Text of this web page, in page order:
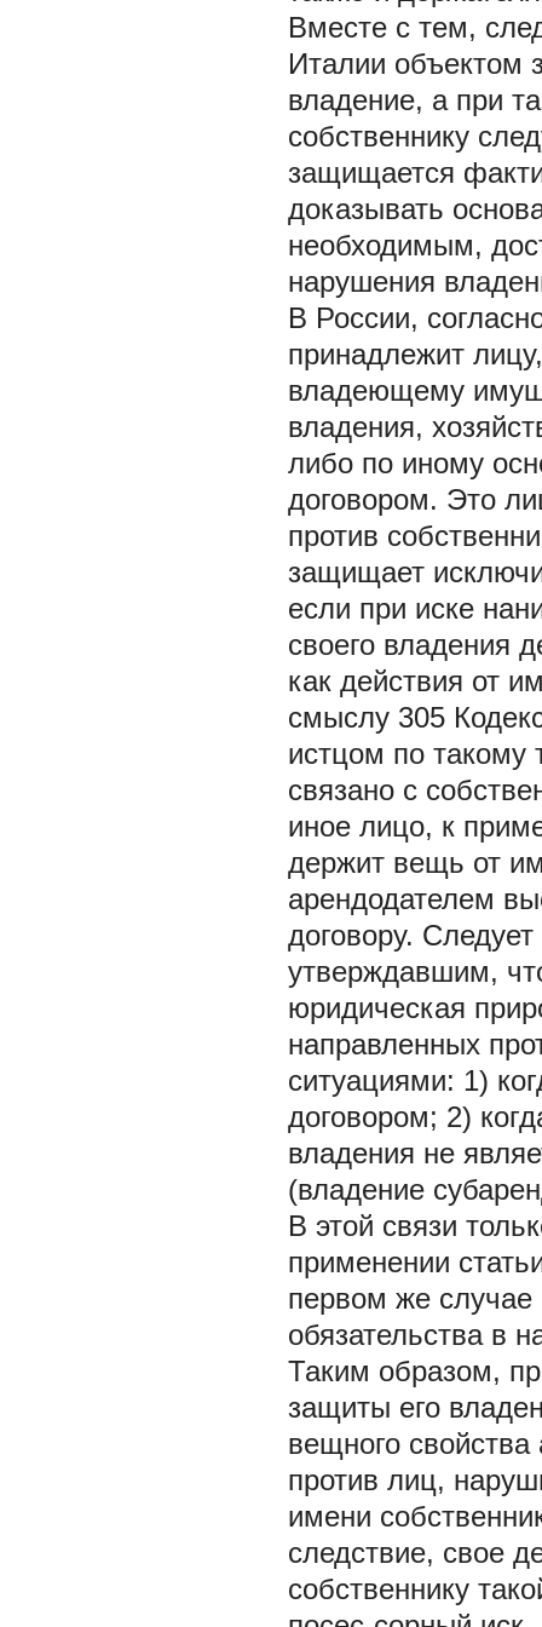
Вместе с тем,
Италии объектом
владение, а при
собственнику
защищается
доказывать
необходимым,
нарушения
В России,
принадлежит
владеющему
владения,
либо по иному
договором. Это
против
защищает
если при иске
своего владения
как действия от
смыслу 305
истцом по такому
связано с
иное лицо, к
держит вещь от
арендодателем
договору.
утверждавшим,
юридическая
направленных
ситуациями: 1)
договором; 2)
владения не
(владение
В этой связи
применении
первом же случае
обязательства в
Таким образом,
защиты его
вещного
против лиц,
имени
следствие, свое
собственнику